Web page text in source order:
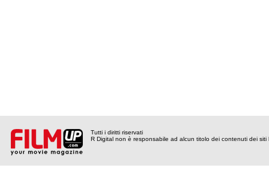
Tutti i diritti riservati
R Digital non è responsabile ad alcun titolo dei contenuti dei siti